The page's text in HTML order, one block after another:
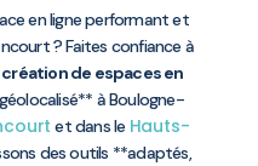
en ligne performant et
? Faites confiance à
création de espaces en
à Boulogne-
et dans le Hauts-
des outils **adaptés,